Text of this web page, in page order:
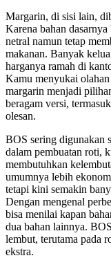
Margarin, di sisi lain,
Karena bahan
netral namun tetap
makanan. Banyak
harganya ramah di
Kamu menyukai
margarin menjadi
beragam versi,
olesan.
BOS sering digunakan
dalam pembuatan roti,
membutuhkan
umumnya lebih
tetapi kini semakin
Dengan mengenal
bisa menilai kapan
dua bahan lainnya.
lembut, terutama pada
ekstra.